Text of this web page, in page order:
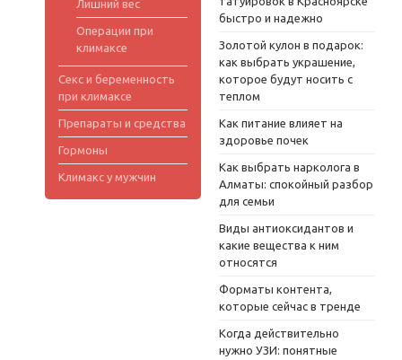
Лишний вес
Операции при
климаксе
Секс и беременность
при климаксе
Препараты и средства
Гормоны
Климакс у мужчин
быстро и надежно
Золотой кулон в подарок:
как выбрать украшение,
которое будут носить с
теплом
Как питание влияет на
здоровье почек
Как выбрать нарколога в
Алматы: спокойный разбор
для семьи
Виды антиоксидантов и
какие вещества к ним
относятся
Форматы контента,
которые сейчас в тренде
Когда действительно
нужно УЗИ: понятные